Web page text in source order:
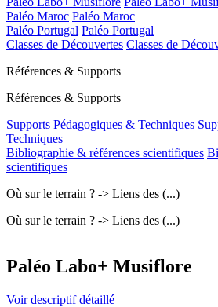
Paléo Maroc Paléo Maroc
Paléo Portugal Paléo Portugal
Classes de Découvertes Classes de
Références & Supports
Références & Supports
Supports Pédagogiques & Techniques
Techniques
Bibliographie & références scientifiques
scientifiques
Où sur le terrain ? -> Liens des (...)
Où sur le terrain ? -> Liens des (...)
Paléo Labo+ Musiflore
Voir descriptif détaillé